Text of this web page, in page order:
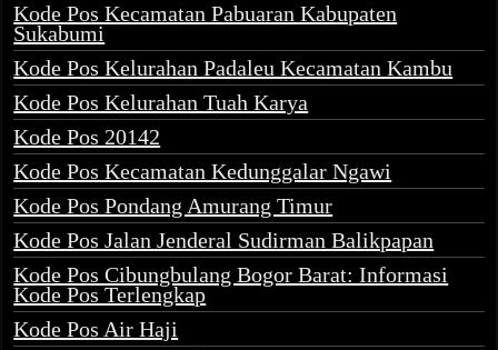
Kode Pos Kecamatan Pabuaran Kabupaten
Sukabumi
Kode Pos Kelurahan Padaleu Kecamatan Kambu
Kode Pos Kelurahan Tuah Karya
Kode Pos 20142
Kode Pos Kecamatan Kedunggalar Ngawi
Kode Pos Pondang Amurang Timur
Kode Pos Jalan Jenderal Sudirman Balikpapan
Kode Pos Cibungbulang Bogor Barat: Informasi
Kode Pos Terlengkap
Kode Pos Air Haji